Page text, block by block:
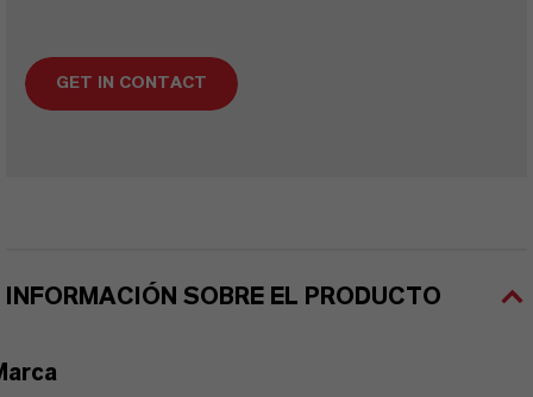
GET IN CONTACT
INFORMACIÓN SOBRE EL PRODUCTO